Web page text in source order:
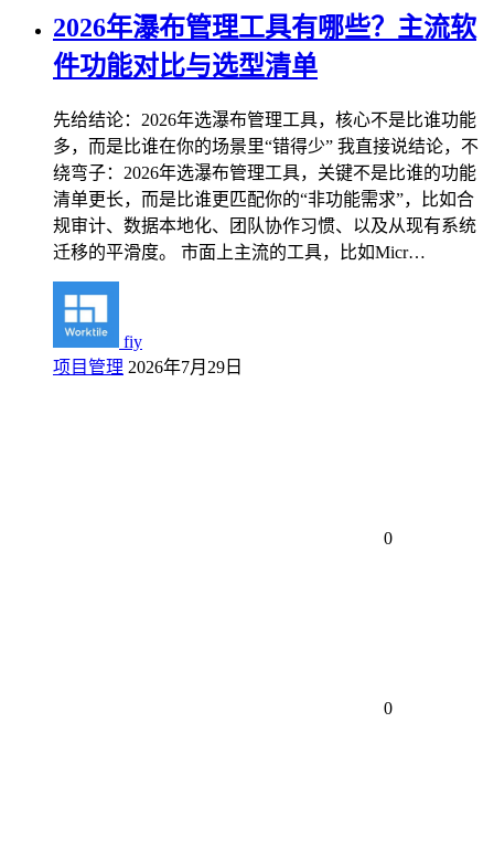
2026年瀑布管理工具有哪些？主流软
件功能对比与选型清单
先给结论：2026年选瀑布管理工具，核心不是比谁功能
多，而是比谁在你的场景里“错得少” 我直接说结论，不
绕弯子：2026年选瀑布管理工具，关键不是比谁的功能
清单更长，而是比谁更匹配你的“非功能需求”，比如合
规审计、数据本地化、团队协作习惯、以及从现有系统
迁移的平滑度。 市面上主流的工具，比如Micr…
fiy
项目管理 2026年7月29日
0
0